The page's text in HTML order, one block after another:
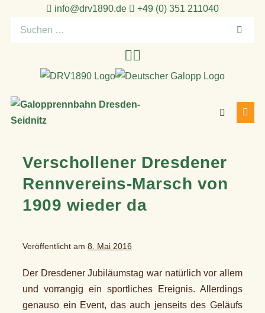
info@drv1890.de​
+49 (0) 351 211040
Suchen
Suche-
Verschollener Dresdener
Rennvereins-Marsch von
1909 wieder da
Veröffentlicht am 8. Mai 2016
Der Dresdener Jubiläumstag war natürlich vor allem
und vorrangig ein sportliches Ereignis. Allerdings
genauso ein Event, das auch jenseits des Geläufs